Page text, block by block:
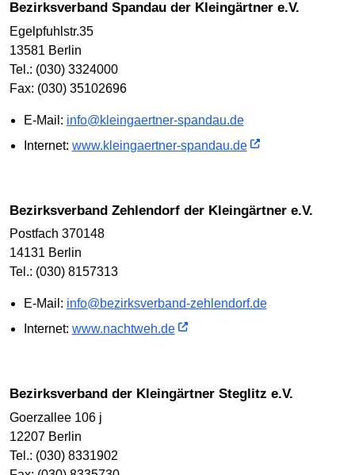
Bezirksverband Spandau der Kleingärtner e.V.
Egelpfuhlstr.35
13581 Berlin
Tel.: (030) 3324000
Fax: (030) 35102696
E-Mail: info@kleingaertner-spandau.de
Internet: www.kleingaertner-spandau.de
Bezirksverband Zehlendorf der Kleingärtner e.V.
Postfach 370148
14131 Berlin
Tel.: (030) 8157313
E-Mail: info@bezirksverband-zehlendorf.de
Internet: www.nachtweh.de
Bezirksverband der Kleingärtner Steglitz e.V.
Goerzallee 106 j
12207 Berlin
Tel.: (030) 8331902